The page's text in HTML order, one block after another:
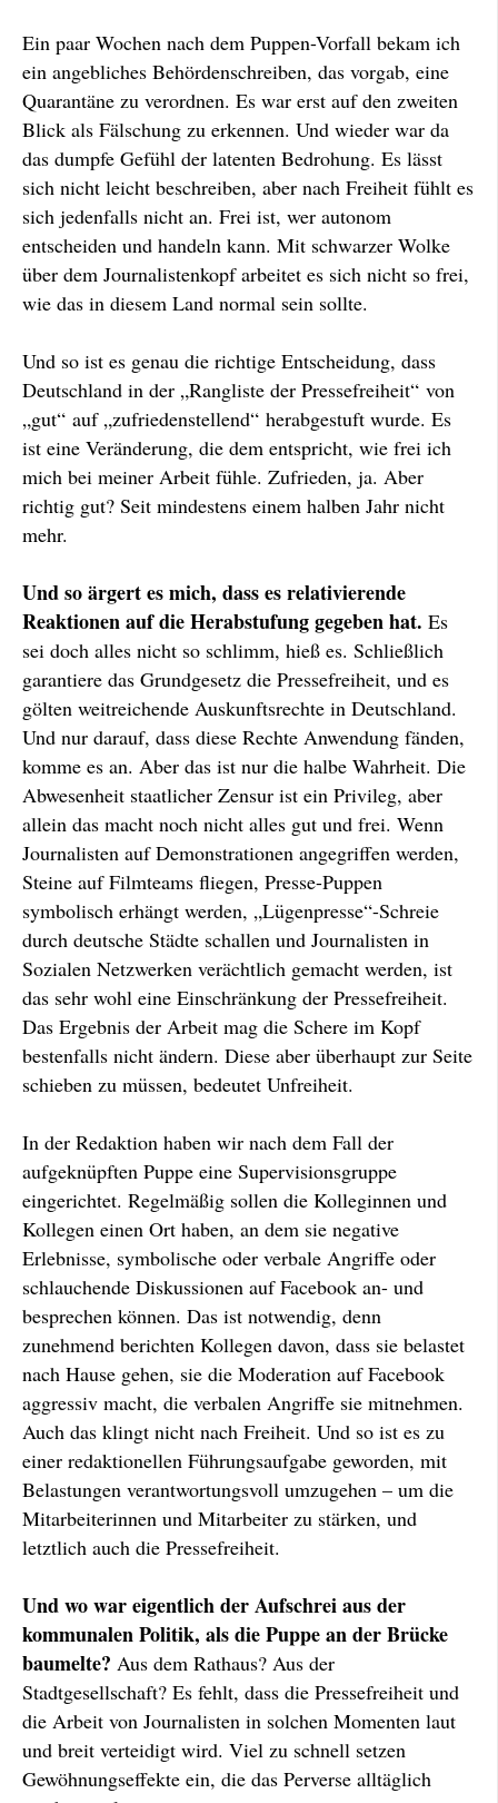
Ein paar Wochen nach dem Puppen-Vorfall bekam ich
ein angebliches Behördenschreiben, das vorgab, eine
Quarantäne zu verordnen. Es war erst auf den zweiten
Blick als Fälschung zu erkennen. Und wieder war da
das dumpfe Gefühl der latenten Bedrohung. Es lässt
sich nicht leicht beschreiben, aber nach Freiheit fühlt es
sich jedenfalls nicht an. Frei ist, wer autonom
entscheiden und handeln kann. Mit schwarzer Wolke
über dem Journalistenkopf arbeitet es sich nicht so frei,
wie das in diesem Land normal sein sollte.
Und so ist es genau die richtige Entscheidung, dass
Deutschland in der „Rangliste der Pressefreiheit“ von
„gut“ auf „zufriedenstellend“ herabgestuft wurde. Es
ist eine Veränderung, die dem entspricht, wie frei ich
mich bei meiner Arbeit fühle. Zufrieden, ja. Aber
richtig gut? Seit mindestens einem halben Jahr nicht
mehr.
Und so ärgert es mich, dass es relativierende
Reaktionen auf die Herabstufung gegeben hat. Es
sei doch alles nicht so schlimm, hieß es. Schließlich
garantiere das Grundgesetz die Pressefreiheit, und es
gölten weitreichende Auskunftsrechte in Deutschland.
Und nur darauf, dass diese Rechte Anwendung fänden,
komme es an. Aber das ist nur die halbe Wahrheit. Die
Abwesenheit staatlicher Zensur ist ein Privileg, aber
allein das macht noch nicht alles gut und frei. Wenn
Journalisten auf Demonstrationen angegriffen werden,
Steine auf Filmteams fliegen, Presse-Puppen
symbolisch erhängt werden, „Lügenpresse“-Schreie
durch deutsche Städte schallen und Journalisten in
Sozialen Netzwerken verächtlich gemacht werden, ist
das sehr wohl eine Einschränkung der Pressefreiheit.
Das Ergebnis der Arbeit mag die Schere im Kopf
bestenfalls nicht ändern. Diese aber überhaupt zur Seite
schieben zu müssen, bedeutet Unfreiheit.
In der Redaktion haben wir nach dem Fall der
aufgeknüpften Puppe eine Supervisionsgruppe
eingerichtet. Regelmäßig sollen die Kolleginnen und
Kollegen einen Ort haben, an dem sie negative
Erlebnisse, symbolische oder verbale Angriffe oder
schlauchende Diskussionen auf Facebook an- und
besprechen können. Das ist notwendig, denn
zunehmend berichten Kollegen davon, dass sie belastet
nach Hause gehen, sie die Moderation auf Facebook
aggressiv macht, die verbalen Angriffe sie mitnehmen.
Auch das klingt nicht nach Freiheit. Und so ist es zu
einer redaktionellen Führungsaufgabe geworden, mit
Belastungen verantwortungsvoll umzugehen – um die
Mitarbeiterinnen und Mitarbeiter zu stärken, und
letztlich auch die Pressefreiheit.
Und wo war eigentlich der Aufschrei aus der
kommunalen Politik, als die Puppe an der Brücke
baumelte? Aus dem Rathaus? Aus der
Stadtgesellschaft? Es fehlt, dass die Pressefreiheit und
die Arbeit von Journalisten in solchen Momenten laut
und breit verteidigt wird. Viel zu schnell setzen
Gewöhnungseffekte ein, die das Perverse alltäglich